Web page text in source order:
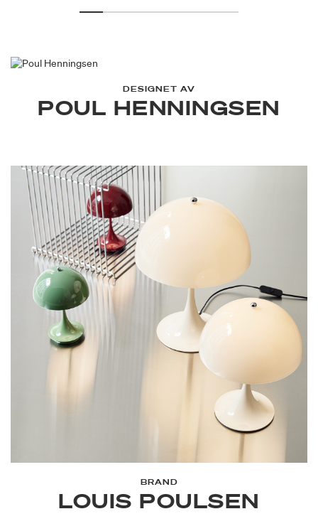
DESIGNET AV
POUL HENNINGSEN
BRAND
LOUIS POULSEN